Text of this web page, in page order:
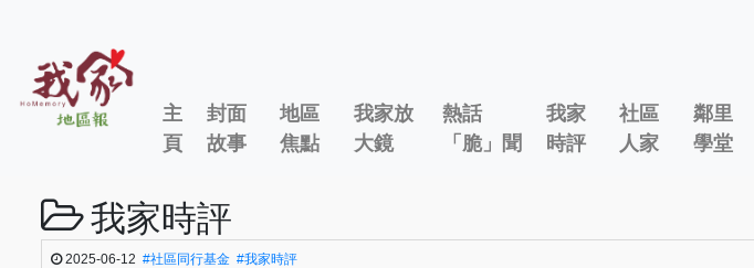
主
頁
封面
故事
地區
焦點
我家放
大鏡
熱話
「脆」聞
我家
時評
社區
人家
鄰里
學堂
我家時評
2025-06-12 #社區同行基金 #我家時評